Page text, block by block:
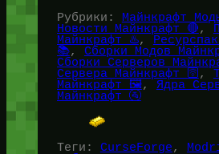
Рубрики: Майнкрафт
Новости Майнкрафт 🔴,
Майнкрафт ♨️,
📚, Сборки Модов
Сборки Серверов
Сервера Майнкрафт 🛜,
Майнкрафт 🖼️, Ядра
Майнкрафт 🚰
Теги: CurseForge,